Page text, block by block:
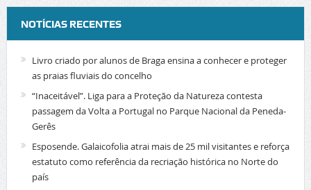
NOTÍCIAS RECENTES
Livro criado por alunos de Braga ensina a conhecer e proteger
as praias fluviais do concelho
“Inaceitável”. Liga para a Proteção da Natureza contesta
passagem da Volta a Portugal no Parque Nacional da Peneda-
Gerês
Esposende. Galaicofolia atrai mais de 25 mil visitantes e reforça
estatuto como referência da recriação histórica no Norte do
país